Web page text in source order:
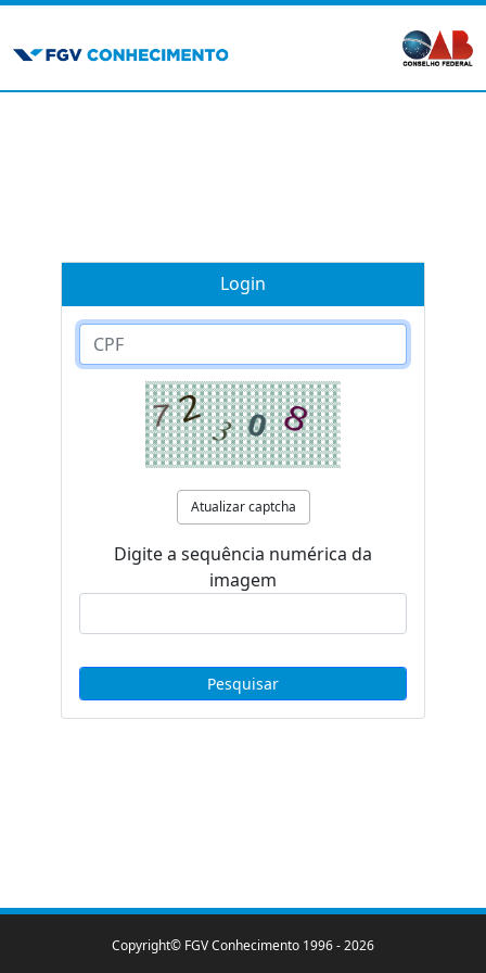
Login
Atualizar captcha
Digite a sequência numérica da
imagem
Copyright© FGV Conhecimento 1996 -2026